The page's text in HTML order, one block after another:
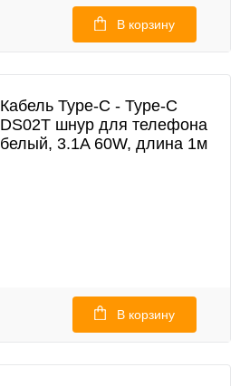
В корзину
Кабель Type-C - Type-C
DS02T шнур для телефона
белый, 3.1A 60W, длина 1м
В корзину